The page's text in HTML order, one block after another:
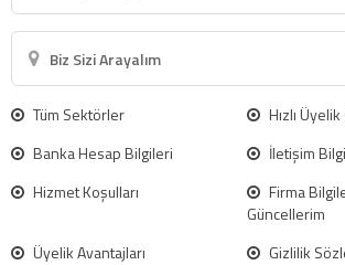
Biz Sizi Arayalım
Tüm Sektörler
Hızlı
Banka Hesap Bilgileri
İletişim
Hizmet Koşulları
Firma
Güncellerim
Üyelik Avantajları
Gizlilik